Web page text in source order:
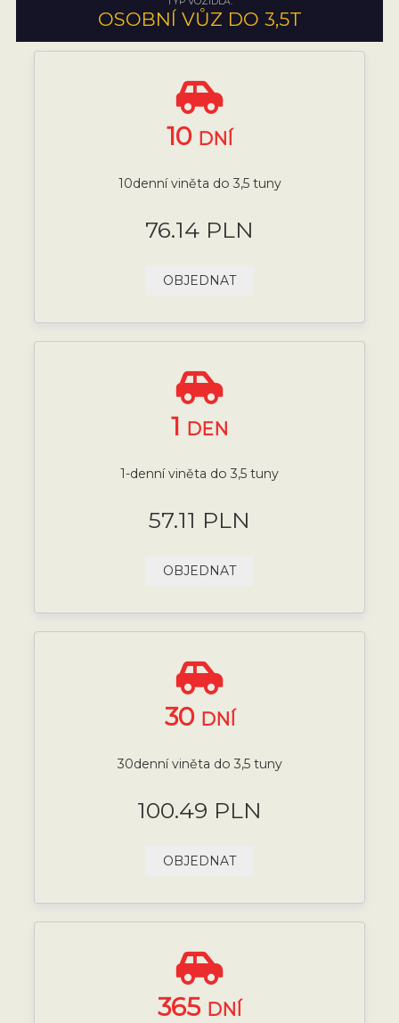
OSOBNÍ VŮZ DO 3,5T
10 DNÍ
10denní viněta do 3,5 tuny
76.14 PLN
OBJEDNAT
1 DEN
1-denní viněta do 3,5 tuny
57.11 PLN
OBJEDNAT
30 DNÍ
30denní viněta do 3,5 tuny
100.49 PLN
OBJEDNAT
365 DNÍ